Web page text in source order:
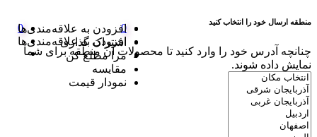
منطقه ارسال خود را انتخاب کنید
چنانچه آدرس خود را وارد کنید تا محصولات آن منطقه برای شما
نمایش داده شوند.
0
افزودن به علاقه‌مندی‌ها
0
افزودن به علاقه‌مندی‌ها
اشتراک گذاری
مرا مطلع کن
مقایسه
نمودار قیمت